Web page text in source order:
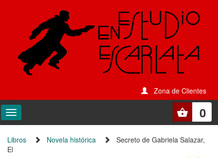
Zona de Clientes
0
Libros Novela histórica
Secreto de Gabriela Salazar,
El